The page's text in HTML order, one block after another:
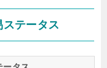
テータス